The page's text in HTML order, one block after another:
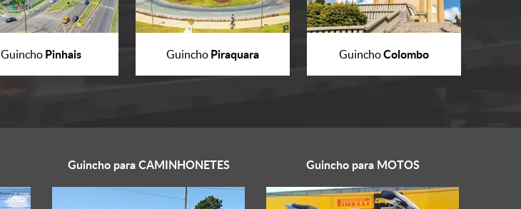
Guincho Pinhais Guincho Piraquara GuinchoColombo
Guincho paraCAMINHONETES Guincho para MOTOS